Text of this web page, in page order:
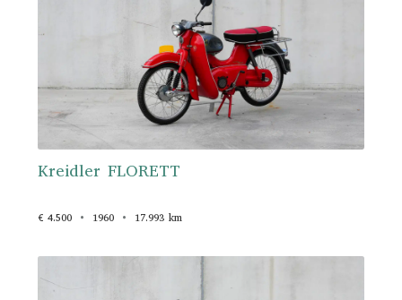
Kreidler FLORETT
€ 4.500 1960 17.993 km